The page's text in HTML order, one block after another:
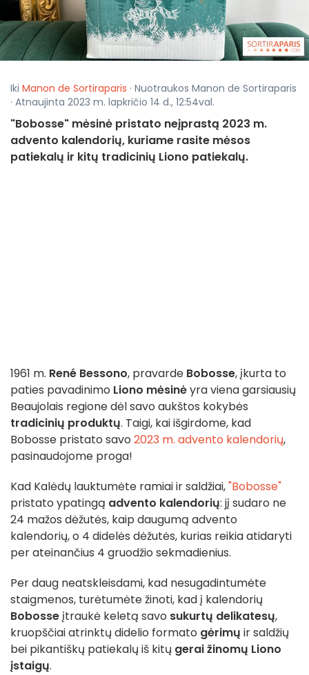
Iki Manon de Sortiraparis · Nuotraukos Manon de Sortiraparis
· Atnaujinta 2023 m. lapkričio 14 d., 12:54val.
"Bobosse" mėsinė pristato neįprastą 2023 m.
advento kalendorių, kuriame rasite mėsos
patiekalų ir kitų tradicinių Liono patiekalų.
1961 m. René Bessono, pravarde Bobosse, įkurta to
paties pavadinimo Liono mėsinėyra viena garsiausių
Beaujolais regione dėl savo aukštos kokybės
tradicinių produktų. Taigi, kai išgirdome, kad
Bobosse pristato savo 2023 m. advento kalendorių,
pasinaudojome proga!
Kad Kalėdų lauktumėte ramiai ir saldžiai,"Bobosse"
pristato ypatingą advento kalendorių: jį sudaro ne
24 mažos dėžutės, kaip daugumą advento
kalendorių, o 4 didelės dėžutės, kurias reikia atidaryti
per ateinančius 4 gruodžio sekmadienius.
Per daug neatskleisdami, kad nesugadintumėte
staigmenos, turėtumėte žinoti, kad į kalendorių
Bobosseįtraukė keletą savo sukurtų delikatesų,
kruopščiai atrinktų didelio formato gėrimų ir saldžių
bei pikantiškų patiekalų iš kitų gerai žinomų Liono
įstaigų.